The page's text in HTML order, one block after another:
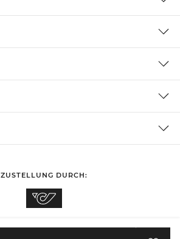
ZUSTELLUNG DURCH: